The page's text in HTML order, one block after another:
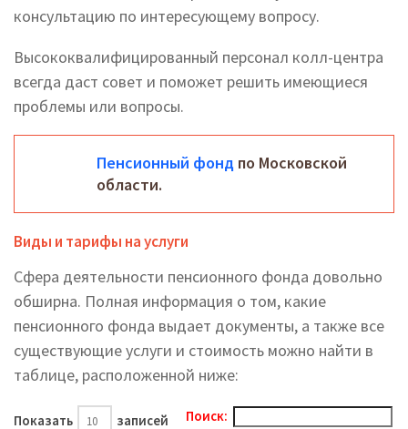
консультацию по интересующему вопросу.
Высококвалифицированный персонал колл-центра
всегда даст совет и поможет решить имеющиеся
проблемы или вопросы.
Пенсионный фонд по Московской
области.
Виды и тарифы на услуги
Сфера деятельности пенсионного фонда довольно
обширна. Полная информация о том, какие
пенсионного фонда выдает документы, а также все
существующие услуги и стоимость можно найти в
таблице, расположенной ниже:
Показать записей Поиск: